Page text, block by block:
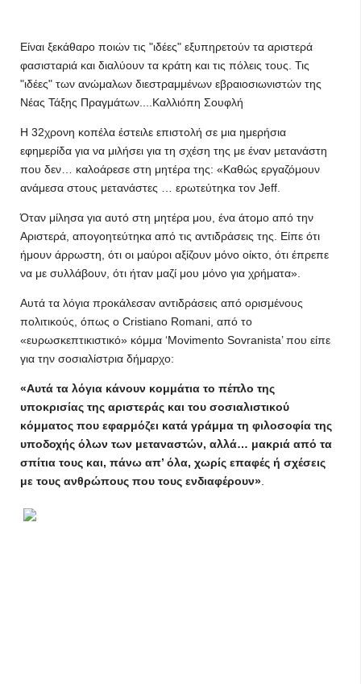
Είναι ξεκάθαρο ποιών τις "ιδέες" εξυπηρετούν τα αριστερά
φασισταριά και διαλύουν τα κράτη και τις πόλεις τους. Τις
"ιδέες" των ανώμαλων διεστραμμένων εβραιοσιωνιστών της
Νέας Τάξης Πραγμάτων....Καλλιόπη Σουφλή
Η 32χρονη κοπέλα έστειλε επιστολή σε μια ημερήσια
εφημερίδα για να μιλήσει για τη σχέση της με έναν μετανάστη
που δεν… καλοάρεσε στη μητέρα της: «Καθώς εργαζόμουν
ανάμεσα στους μετανάστες … ερωτεύτηκα τον Jeff.
Όταν μίλησα για αυτό στη μητέρα μου, ένα άτομο από την
Αριστερά, απογοητεύτηκα από τις αντιδράσεις της. Είπε ότι
ήμουν άρρωστη, ότι οι μαύροι αξίζουν μόνο οίκτο, ότι έπρεπε
να με συλλάβουν, ότι ήταν μαζί μου μόνο για χρήματα».
Αυτά τα λόγια προκάλεσαν αντιδράσεις από ορισμένους
πολιτικούς, όπως ο Cristiano Romani, από το
«ευρωσκεπτικιστικό» κόμμα ‘Movimento Sovranista’ που είπε
για την σοσιαλίστρια δήμαρχο:
«Αυτά τα λόγια κάνουν κομμάτια το πέπλο της
υποκρισίας της αριστεράς και του σοσιαλιστικού
κόμματος που εφαρμόζει κατά γράμμα τη φιλοσοφία της
υποδοχής όλων των μεταναστών, αλλά… μακριά από τα
σπίτια τους και, πάνω απ’ όλα, χωρίς επαφές ή σχέσεις
με τους ανθρώπους που τους ενδιαφέρουν»